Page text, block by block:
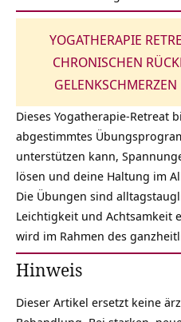
YOGATHERAPIE
CHRONISCHEN
Dieses Yogatherapie-Retreat
abgestimmtes
unterstützen kann,
lösen und deine Haltung im
Die Übungen sind
Leichtigkeit und Achtsamkeit
wird im Rahmen des
Hinweis
Dieser Artikel ersetzt keine